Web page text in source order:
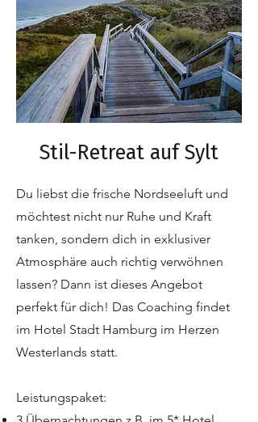
Stil-Retreat auf Sylt
Du liebst die frische Nordseeluft und
möchtest nicht nur Ruhe und Kraft
tanken, sondern dich in exklusiver
Atmosphäre auch richtig verwöhnen
lassen? Dann ist dieses Angebot
perfekt für dich! Das Coaching findet
im Hotel Stadt Hamburg im Herzen
Westerlands statt.
Leistungspaket: